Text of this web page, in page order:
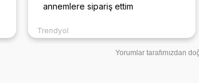
annemlere sipariş ettim
Trendyol
Yorumlar tarafımızdan